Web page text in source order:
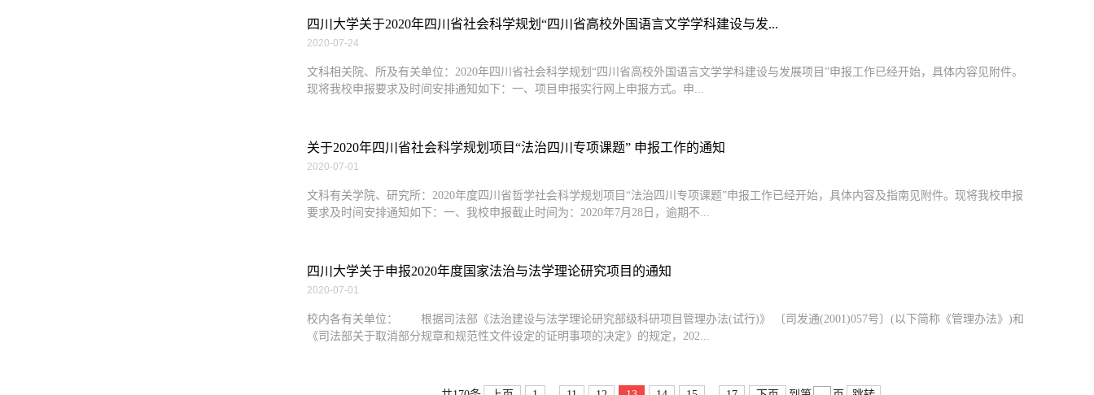
四川大学关于2020年四川省社会科学规划“四川省高校外国语言文学学科建设与发...
2020-07-24
文科相关院、所及有关单位：2020年四川省社会科学规划“四川省高校外国语言文学学科建设与发展项目”申报工作已经开始，具体内容见附件。
现将我校申报要求及时间安排通知如下：一、项目申报实行网上申报方式。申...
关于2020年四川省社会科学规划项目“法治四川专项课题” 申报工作的通知
2020-07-01
文科有关学院、研究所：2020年度四川省哲学社会科学规划项目“法治四川专项课题”申报工作已经开始，具体内容及指南见附件。现将我校申报
要求及时间安排通知如下：一、我校申报截止时间为：2020年7月28日，逾期不...
四川大学关于申报2020年度国家法治与法学理论研究项目的通知
2020-07-01
校内各有关单位： 根据司法部《法治建设与法学理论研究部级科研项目管理办法(试行)》 〔司发通(2001)057号〕(以下简称《管理办法》)和
《司法部关于取消部分规章和规范性文件设定的证明事项的决定》的规定，202...